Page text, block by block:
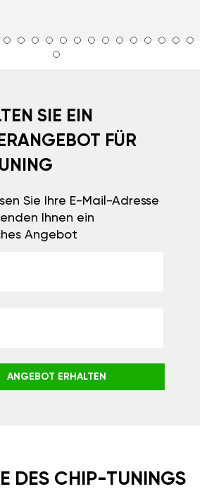
SIE EIN
FÜR
Sie Ihre E-Mail-Adresse
Ihnen ein
Angebot
ANGEBOT ERHALTEN
DES CHIP-TUNINGS